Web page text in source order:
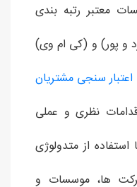
معتبر رتبه بندی
و پور) و (کی ام وی)
اعتبار سنجی مشتریان
نظری و عملی
از متدولوژی
ها، موسسات و